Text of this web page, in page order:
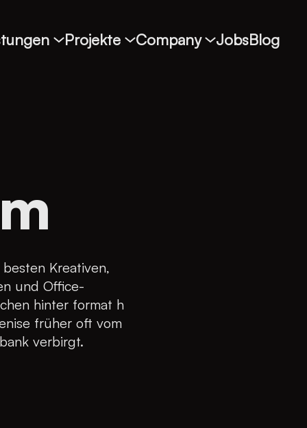
Projekte Company JobsBlog
Kreativen,
und Office-
hinter format h
früher oft vom
verbirgt.